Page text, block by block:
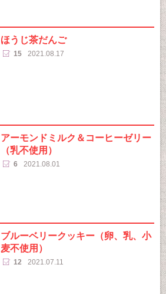
ほうじ茶だんご
15 2021.08.17
アーモンドミルク＆コーヒーゼリー
（乳不使用）
6 2021.08.01
ブルーベリークッキー（卵、乳、小
麦不使用）
12 2021.07.11